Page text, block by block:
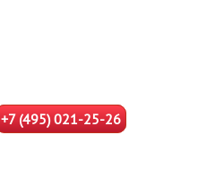
+7 (495) 021-25-26